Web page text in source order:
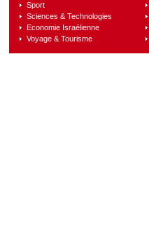
Sport
Sciences & Technologies
Economie Israélienne
Voyage & Tourisme